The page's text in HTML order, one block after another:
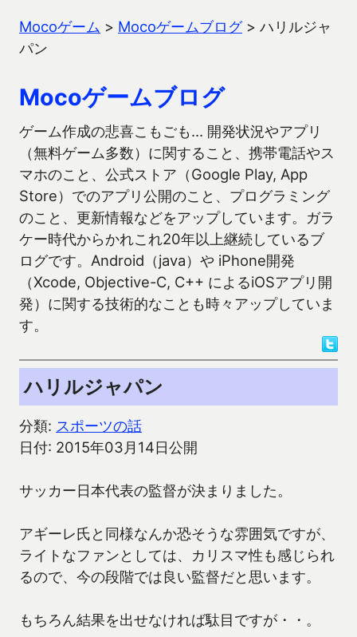
Mocoゲーム > Mocoゲームブログ> ハリルジャ
パン
Mocoゲームブログ
ゲーム作成の悲喜こもごも… 開発状況やアプリ
（無料ゲーム多数）に関すること、携帯電話やス
マホのこと、公式ストア（Google Play, App
Store）でのアプリ公開のこと、プログラミング
のこと、更新情報などをアップしています。ガラ
ケー時代からかれこれ20年以上継続しているブ
ログです。Android（java）や iPhone開発
（Xcode, Objective-C, C++ によるiOSアプリ開
発）に関する技術的なことも時々アップしていま
す。
ハリルジャパン
分類: スポーツの話
日付: 2015年03月14日公開
サッカー日本代表の監督が決まりました。
アギーレ氏と同様なんか恐そうな雰囲気ですが、
ライトなファンとしては、カリスマ性も感じられ
るので、今の段階では良い監督だと思います。
もちろん結果を出せなければ駄目ですが・・。